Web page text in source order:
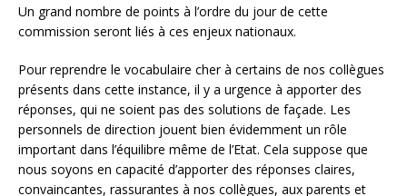
Un grand nombre de points à l’ordre du jour de cette
commission seront liés à ces enjeux nationaux.
Pour reprendre le vocabulaire cher à certains de nos collègues
présents dans cette instance, il y a urgence à apporter des
réponses, qui ne soient pas des solutions de façade. Les
personnels de direction jouent bien évidemment un rôle
important dans l’équilibre même de l’Etat. Cela suppose que
nous soyons en capacité d’apporter des réponses claires,
convaincantes, rassurantes à nos collègues, aux parents et